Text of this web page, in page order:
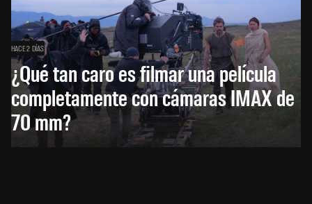
HACE 2 DÍAS
¿Qué tan caro es filmar una película
completamente con cámaras IMAX de
70 mm?